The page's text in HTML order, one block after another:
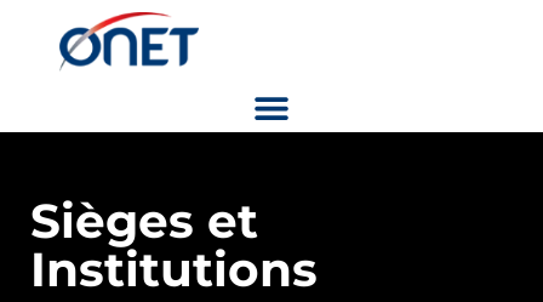
Sièges et
Institutions